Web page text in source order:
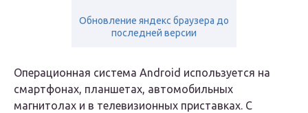
Обновление яндекс браузера до
последней версии
Операционная система Android используется на
смартфонах, планшетах, автомобильных
магнитолах и в телевизионных приставках. С